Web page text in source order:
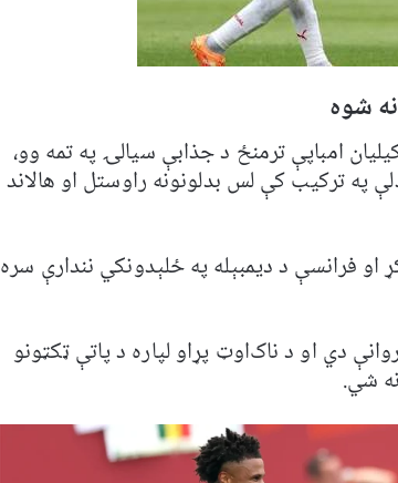
شوه
امباپې ترمنځ د جذابې سیالۍ په تمه وو،
په ترکیب کې لس بدلونونه راوستل او هالاند
فرانسې د دیمبېله په ځلېدونکي نندارې سره
دي او د ناک‌اوټ پړاو لپاره د پاتې ټکټونو
شي.